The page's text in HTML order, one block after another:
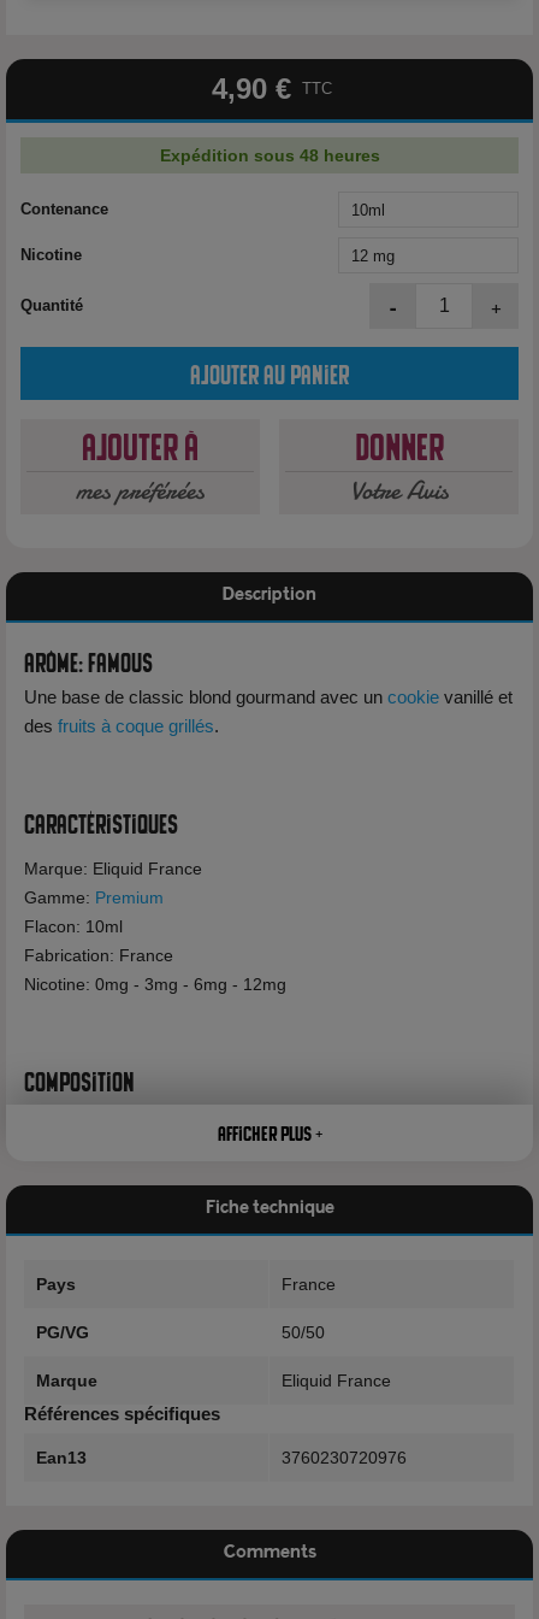
4,90 € TTC
Expédition sous 48 heures
Contenance
Nicotine
Quantité - +
Ajouter au panier
Ajouter à
mes préférées
Donner
Votre Avis
Description
Arôme: Famous
Une base de classic blond gourmand avec un cookie vanillé et
des fruits à coque grillés.
Caractéristiques
Marque: Eliquid France
Gamme: Premium
Flacon: 10ml
Fabrication: France
Nicotine: 0mg - 3mg - 6mg - 12mg
Composition
Dangereux - Respecter les précautions d'emploi
règlement (CE) N°1272/2008 dit CLP, conformément à la
d'avertissement et de danger suivante :
3 mg/ml de nicotine : H312 : Attention Nocif par contact cutané
Afficher plus +
Fiche technique
Pays France
PG/VG 50/50
Marque Eliquid France
Références spécifiques
Ean13 3760230720976
Comments